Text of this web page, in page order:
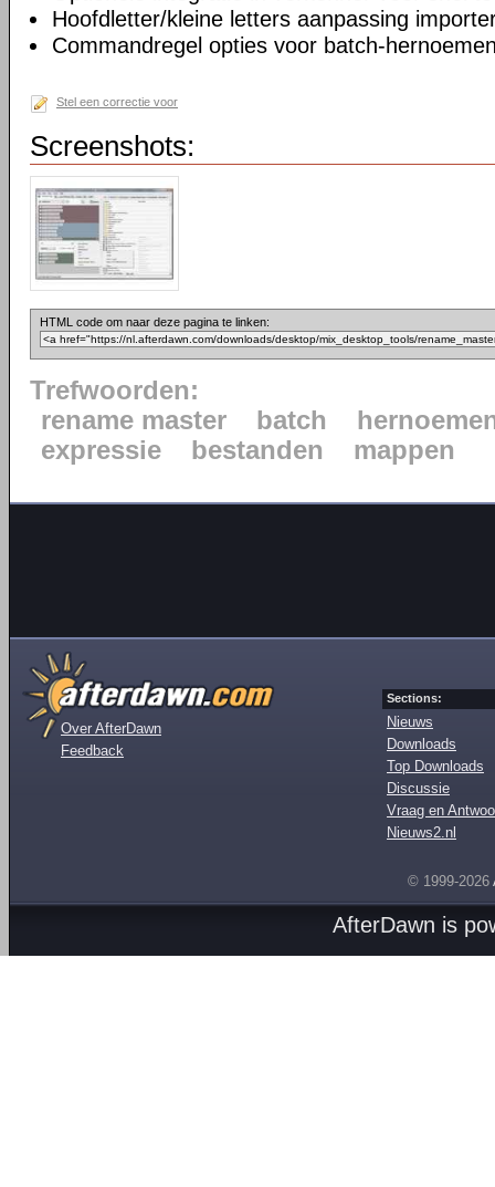
Hoofdletter/kleine letters aanpassing
Commandregel opties voor batch-
Stel een correctie voor
Screenshots:
HTML code om naar deze pagina te linken:
Trefwoorden:
rename master
batch
expressie
bestanden mappen
Over AfterDawn
Feedback
Sections:
Nieuws
Downloads
Top Downloads
Discussie
Vraag en
Nieuws2.nl
© 1999-2026
AfterDawn is